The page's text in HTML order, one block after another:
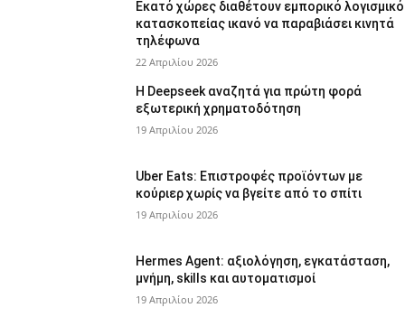
Εκατό χώρες διαθέτουν εμπορικό λογισμικό
κατασκοπείας ικανό να παραβιάσει κινητά
τηλέφωνα
22 Απριλίου 2026
Η Deepseek αναζητά για πρώτη φορά
εξωτερική χρηματοδότηση
19 Απριλίου 2026
Uber Eats: Επιστροφές προϊόντων με
κούριερ χωρίς να βγείτε από το σπίτι
19 Απριλίου 2026
Hermes Agent: αξιολόγηση, εγκατάσταση,
μνήμη, skills και αυτοματισμοί
19 Απριλίου 2026